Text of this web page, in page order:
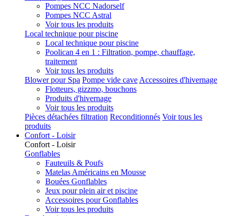
Pompes NCC Nadorself
Pompes NCC Astral
Voir tous les produits
Local technique pour piscine
Local technique pour piscine
Poolican 4 en 1 : Filtration, pompe, chauffage,
traitement
Voir tous les produits
Blower pour Spa Pompe vide cave Accessoires d'hivernage
Flotteurs, gizzmo, bouchons
Produits d'hivernage
Voir tous les produits
Pièces détachées filtration Reconditionnés Voir tous les
produits
Confort - Loisir
Confort - Loisir
Gonflables
Fauteuils & Poufs
Matelas Américains en Mousse
Bouées Gonflables
Jeux pour plein air et piscine
Accessoires pour Gonflables
Voir tous les produits